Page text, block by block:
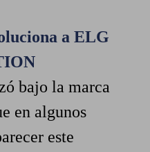
a ELG
bajo la marca
en algunos
este